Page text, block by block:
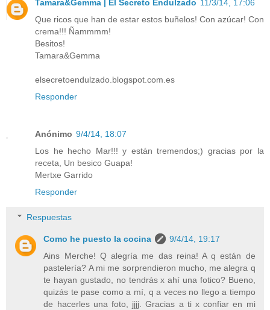
Tamara&Gemma | El Secreto Endulzado 11/3/14, 17:06
Que ricos que han de estar estos buñelos! Con azúcar! Con
crema!!! Ñammmm!
Besitos!
Tamara&Gemma
elsecretoendulzado.blogspot.com.es
Responder
Anónimo 9/4/14, 18:07
Los he hecho Mar!!! y están tremendos;) gracias por la
receta, Un besico Guapa!
Mertxe Garrido
Responder
Respuestas
Como he puesto la cocina
9/4/14, 19:17
Ains Merche! Q alegría me das reina! A q están de
pastelería? A mi me sorprendieron mucho, me alegra q
te hayan gustado, no tendrás x ahí una fotico? Bueno,
quizás te pase como a mí, q a veces no llego a tiempo
de hacerles una foto, jjjj. Gracias a ti x confiar en mi